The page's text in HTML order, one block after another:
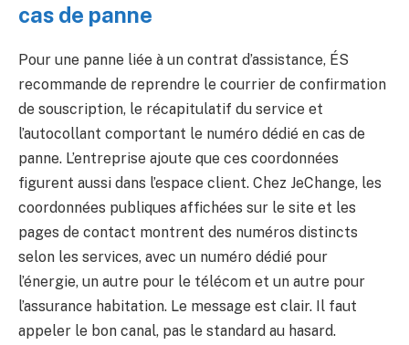
cas de panne
Pour une panne liée à un contrat d’assistance, ÉS
recommande de reprendre le courrier de confirmation
de souscription, le récapitulatif du service et
l’autocollant comportant le numéro dédié en cas de
panne. L’entreprise ajoute que ces coordonnées
figurent aussi dans l’espace client. Chez JeChange, les
coordonnées publiques affichées sur le site et les
pages de contact montrent des numéros distincts
selon les services, avec un numéro dédié pour
l’énergie, un autre pour le télécom et un autre pour
l’assurance habitation. Le message est clair. Il faut
appeler le bon canal, pas le standard au hasard.